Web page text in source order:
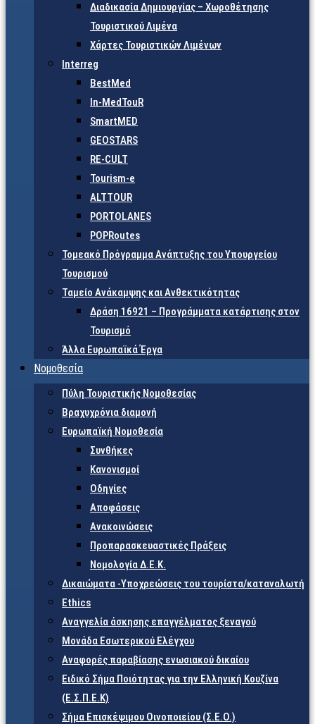
Διαδικασία Δημιουργίας – Χωροθέτησης
Τουριστικού Λιμένα
Χάρτες Τουριστικών Λιμένων
Interreg
BestMed
In-MedTouR
SmartMED
GEOSTARS
RE-CULT
Tourism-e
ALTTOUR
PORTOLANES
POPRoutes
Τομεακό Πρόγραμμα Ανάπτυξης του Υπουργείου
Τουρισμού
Ταμείο Ανάκαμψης και Ανθεκτικότητας
Δράση 16921 – Προγράμματα κατάρτισης στον
Τουρισμό
Άλλα Ευρωπαϊκά Έργα
Νομοθεσία
Πύλη Τουριστικής Νομοθεσίας
Βραχυχρόνια διαμονή
Ευρωπαϊκή Νομοθεσία
Συνθήκες
Κανονισμοί
Οδηγίες
Αποφάσεις
Ανακοινώσεις
Προπαρασκευαστικές Πράξεις
Νομολογία Δ.Ε.Κ.
Δικαιώματα -Υποχρεώσεις του τουρίστα/καταναλωτή
Ethics
Αναγγελία άσκησης επαγγέλματος ξεναγού
Μονάδα Εσωτερικού Ελέγχου
Αναφορές παραβίασης ενωσιακού δικαίου
Ειδικό Σήμα Ποιότητας για την Ελληνική Κουζίνα
(Ε.Σ.Π.Ε.Κ)
Σήμα Επισκέψιμου Οινοποιείου (Σ.Ε.Ο.)